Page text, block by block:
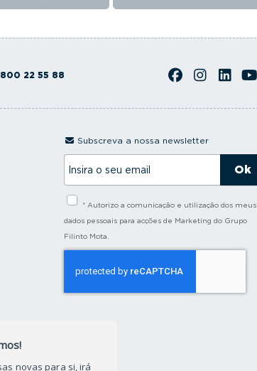
800 22 55 88
Subscreva a nossa newsletter
n
s
r
a
s
e
a
* Autorizo a comunicação e utilização dos meus
dados pessoais para acções de Marketing do Grupo
Filinto Mota.